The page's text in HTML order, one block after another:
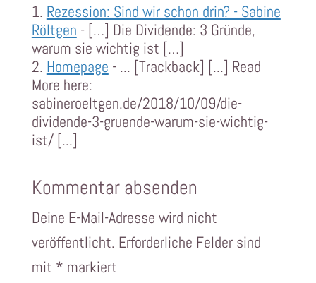
Rezession: Sind wir schon drin? - Sabine
Röltgen - […] Die Dividende: 3 Gründe,
warum sie wichtig ist […]
Homepage - ... [Trackback] [...] Read
More here:
sabineroeltgen.de/2018/10/09/die-
dividende-3-gruende-warum-sie-wichtig-
ist/ [...]
Kommentar absenden
Deine E-Mail-Adresse wird nicht
veröffentlicht. Erforderliche Felder sind
mit * markiert